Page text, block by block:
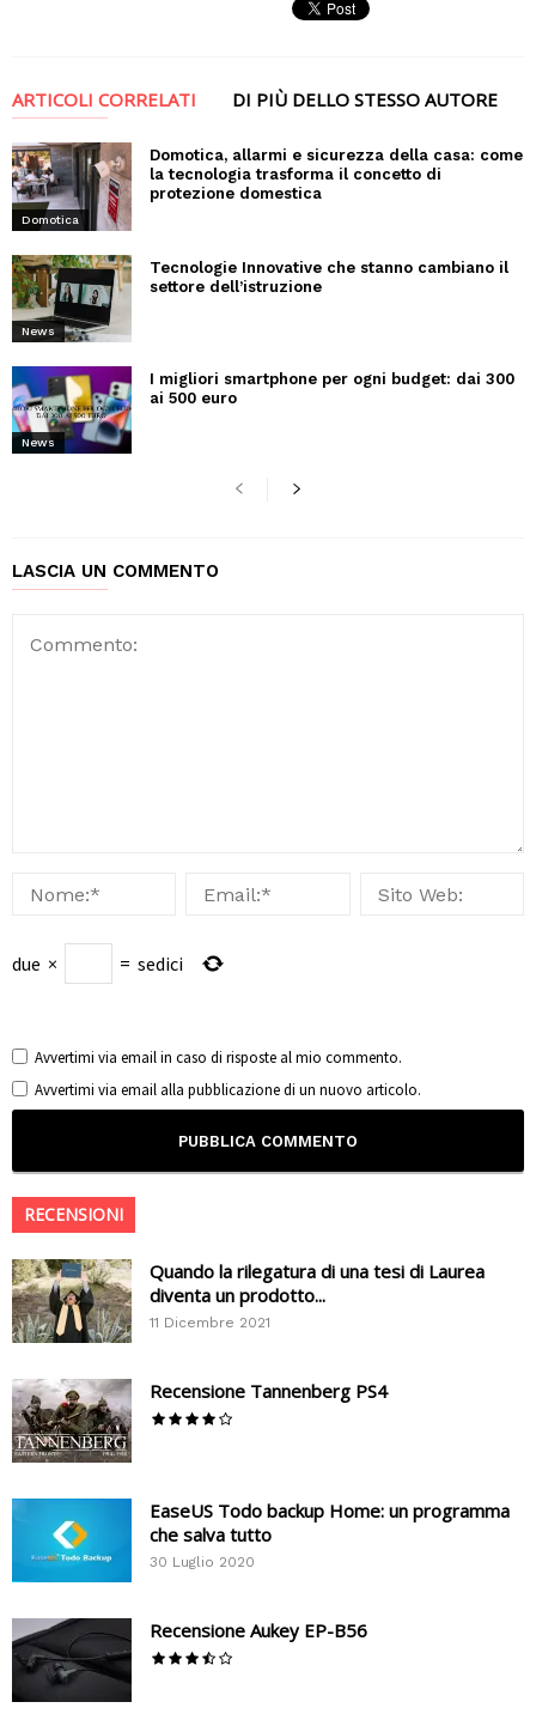
ARTICOLI CORRELATI DI PIÙ DELLO STESSO AUTORE
Domotica
Domotica, allarmi e sicurezza della casa: come
la tecnologia trasforma il concetto di
protezione domestica
News
Tecnologie Innovative che stanno cambiano il
settore dell’istruzione
News
I migliori smartphone per ogni budget: dai 300
ai 500 euro
LASCIA UN COMMENTO
due × = sedici
Avvertimi via email in caso di risposte al mio commento.
Avvertimi via email alla pubblicazione di un nuovo articolo.
RECENSIONI
Quando la rilegatura di una tesi di Laurea
diventa un prodotto...
11 Dicembre 2021
Recensione Tannenberg PS4
EaseUS Todo backup Home: un programma
che salva tutto
30 Luglio 2020
Recensione Aukey EP-B56